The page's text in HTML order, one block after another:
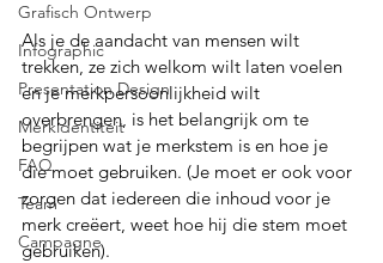
Grafisch Ontwerp
Infographic
Presentation Design
Merkidentiteit
FAQ
Team
Campagne
Als je de aandacht van mensen wilt
trekken, ze zich welkom wilt laten voelen
en je merkpersoonlijkheid wilt
overbrengen, is het belangrijk om te
begrijpen wat je merkstem is en hoe je
die moet gebruiken. (Je moet er ook voor
zorgen dat iedereen die inhoud voor je
merk creëert, weet hoe hij die stem moet
gebruiken).